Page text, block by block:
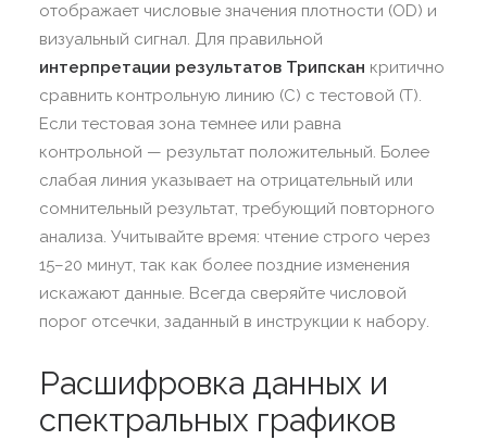
отображает числовые значения плотности (OD) и
визуальный сигнал. Для правильной
интерпретации результатов Трипскан критично
сравнить контрольную линию (C) с тестовой (T).
Если тестовая зона темнее или равна
контрольной — результат положительный. Более
слабая линия указывает на отрицательный или
сомнительный результат, требующий повторного
анализа. Учитывайте время: чтение строго через
15–20 минут, так как более поздние изменения
искажают данные. Всегда сверяйте числовой
порог отсечки, заданный в инструкции к набору.
Расшифровка данных и
спектральных графиков